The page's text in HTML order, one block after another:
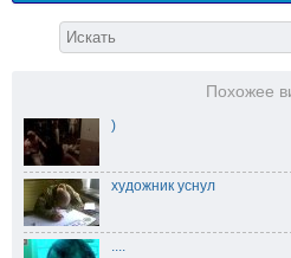
Похожее
)
художник уснул